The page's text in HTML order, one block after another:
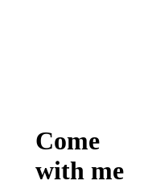
Come
with me